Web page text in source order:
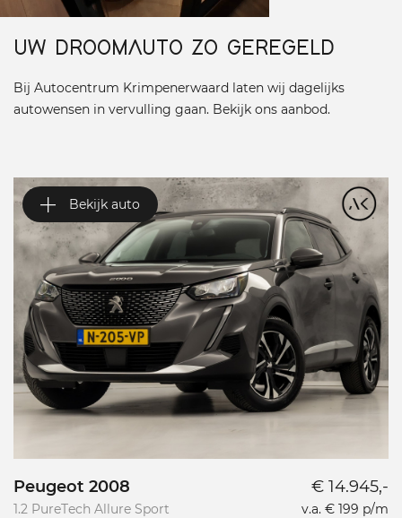
UW DROOMAUTO ZO GEREGELD
Bij Autocentrum Krimpenerwaard laten wij dagelijks
autowensen in vervulling gaan. Bekijk ons aanbod.
Bekijk auto
Peugeot 2008
1.2 PureTech Allure Sport
€ 14.945,-
v.a. € 199 p/m